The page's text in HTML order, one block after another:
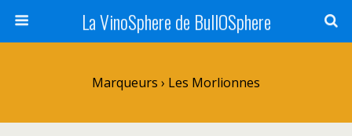
La VinoSphere de BullOSphere
Marqueurs › Les Morlionnes